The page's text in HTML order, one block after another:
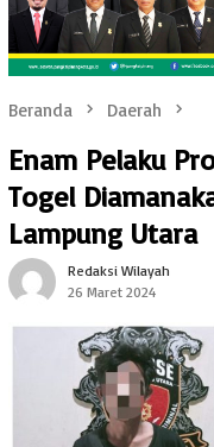
Beranda Daerah
Enam Pelaku
Togel
Lampung Utara
Redaksi Wilayah
26 Maret 2024